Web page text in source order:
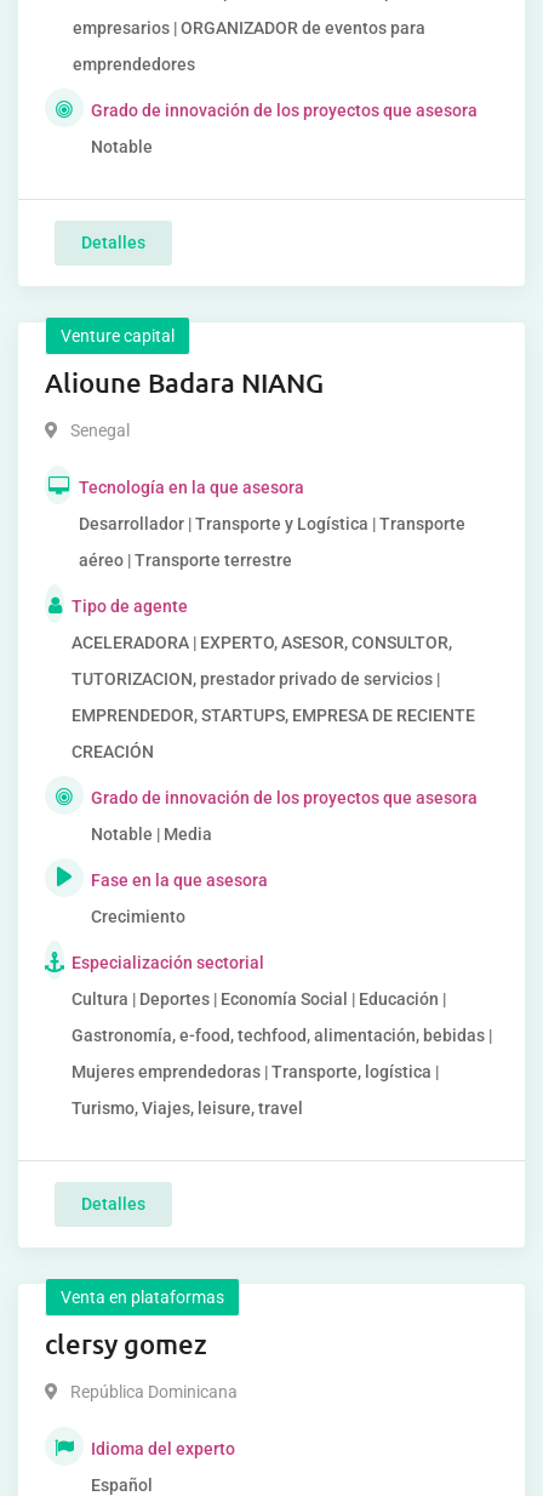
empresarios | ORGANIZADOR de eventos para
emprendedores
Grado de innovación de los proyectos que asesora
Notable
Detalles
Venture capital
Alioune Badara NIANG
Senegal
Tecnología en la que asesora
Desarrollador | Transporte y Logística | Transporte
aéreo | Transporte terrestre
Tipo de agente
ACELERADORA | EXPERTO, ASESOR, CONSULTOR,
TUTORIZACION, prestador privado de servicios |
EMPRENDEDOR, STARTUPS, EMPRESA DE RECIENTE
CREACIÓN
Grado de innovación de los proyectos que asesora
Notable | Media
Fase en la que asesora
Crecimiento
Especialización sectorial
Cultura | Deportes | Economía Social | Educación |
Gastronomía, e-food, techfood, alimentación, bebidas |
Mujeres emprendedoras | Transporte, logística |
Turismo, Viajes, leisure, travel
Detalles
Venta en plataformas
clersy gomez
República Dominicana
Idioma del experto
Español